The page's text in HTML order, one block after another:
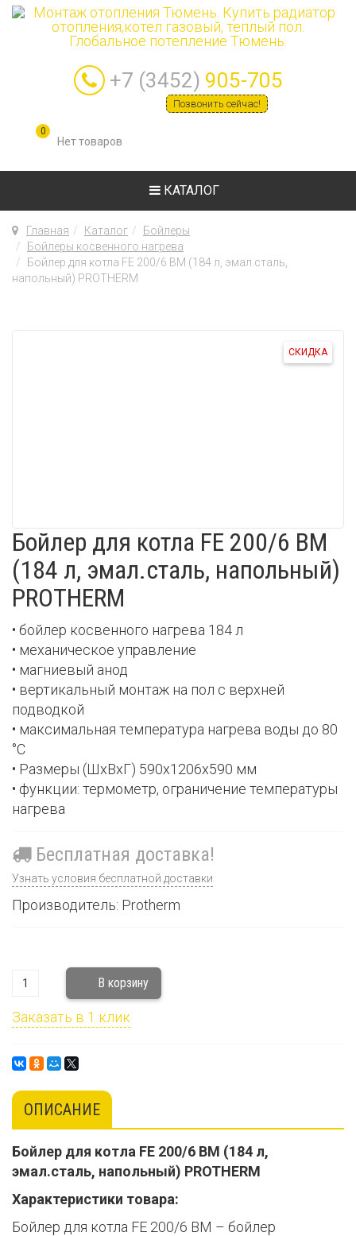
+7 (3452) 905-705
Позвонить сейчас!
0
КАТАЛОГ
Главная Каталог
Бойлеры
Бойлеры косвенного нагрева
Бойлер для котла FE 200/6 BM (184 л, эмал.сталь,
напольный) PROTHERM
СКИДКА
Бойлер для котла FE 200/6 BM
(184 л, эмал.сталь, напольный)
PROTHERM
• бойлер косвенного нагрева 184 л
• механическое управление
• магниевый анод
• вертикальный монтаж на пол с верхней
подводкой
• максимальная температура нагрева воды до 80
°С
• Размеры (ШxВxГ) 590x1206x590 мм
• функции: термометр, ограничение температуры
нагрева
Бесплатная доставка!
Узнать условия бесплатной доставки
Производитель: Protherm
Заказать в 1 клик
ОПИСАНИЕ
Бойлер для котла FE 200/6 BM (184 л,
эмал.сталь, напольный) PROTHERM
Характеристики товара:
Бойлер для котла FE 200/6 BM – бойлер